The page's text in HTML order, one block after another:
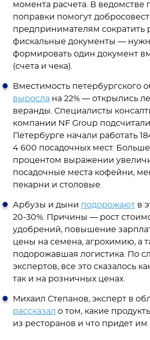
момента расчета. В ведомстве
поправки помогут
предпринимателям сократить
фискальные документы —
формировать один документ
(счета и чека).
Вместимость петербургского
выросла на 22% — открылись
веранды. Специалисты
компании NF Group
Петербурге начали работать
4 600 посадочных мест. Больше
процентом выражении
посадочные места кофейни,
пекарни и столовые.
Арбузы и дыни подорожают в
20-30%. Причины — рост
удобрений, повышение
цены на семена, агрохимию, а
подорожавшая логистика. По
экспертов, все это сказалось
так и на розничных ценах.
Михаил Степанов, эксперт в
рассказал о том, какие
из ресторанов и что придет им